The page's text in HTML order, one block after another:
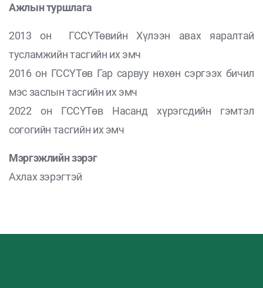
Ажлын туршлага
2013 он ГССҮТөвийн Хүлээн авах яаралтай
тусламжийн тасгийн их эмч
2016 он ГССҮТөв Гар сарвуу нөхөн сэргээх бичил
мэс заслын тасгийн их эмч
2022 он ГССҮТөв Насанд хүрэгсдийн гэмтэл
согогийн тасгийн их эмч
Мэргэжлийн зэрэг
Ахлах зэрэгтэй